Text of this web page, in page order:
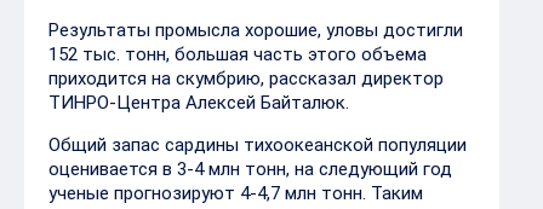
Результаты промысла хорошие, уловы достигли
152 тыс. тонн, большая часть этого объема
приходится на скумбрию, рассказал директор
ТИНРО-Центра Алексей Байталюк.
Общий запас сардины тихоокеанской популяции
оценивается в 3-4 млн тонн, на следующий год
ученые прогнозируют 4-4,7 млн тонн. Таким